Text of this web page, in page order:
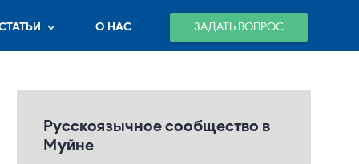
О НАС ЗАДАТЬ ВОПРОС
Русскоязычное сообщество в
Муйне